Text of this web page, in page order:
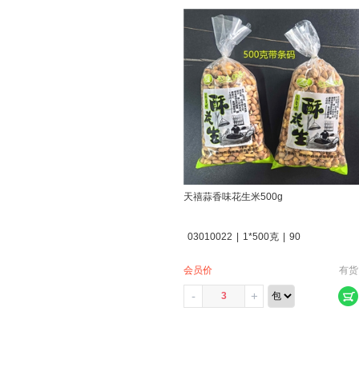
天禧蒜香味花生米500g
03010022 | 1*500克 | 90
会员价 有货
- +